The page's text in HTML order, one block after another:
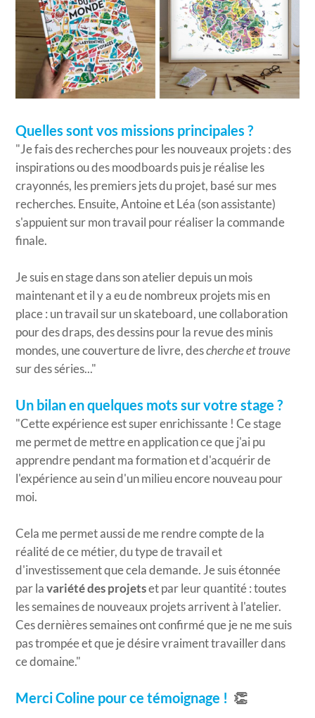
Quelles sont vos missions principales ?
"Je fais des recherches pour les nouveaux projets : des
inspirations ou des moodboards puis je réalise les
crayonnés, les premiers jets du projet, basé sur mes
recherches. Ensuite, Antoine et Léa (son assistante)
s'appuient sur mon travail pour réaliser la commande
finale.
Je suis en stage dans son atelier depuis un mois
maintenant et il y a eu de nombreux projets mis en
place : un travail sur un skateboard, une collaboration
pour des draps, des dessins pour la revue des minis
mondes, une couverture de livre, descherche et trouve
sur des séries..."
Un bilan en quelques mots sur votre stage ?
"Cette expérience est super enrichissante ! Ce stage
me permet de mettre en application ce que j'ai pu
apprendre pendant ma formation et d'acquérir de
l'expérience au sein d'un milieu encore nouveau pour
moi.
Cela me permet aussi de me rendre compte de la
réalité de ce métier, du type de travail et
d'investissement que cela demande. Je suis étonnée
par lavariété des projetset par leur quantité : toutes
les semaines de nouveaux projets arrivent à l'atelier.
Ces dernières semaines ont confirmé que je ne me suis
pas trompée et que je désire vraiment travailler dans
ce domaine."
Merci Coline pour ce témoignage ! 👏